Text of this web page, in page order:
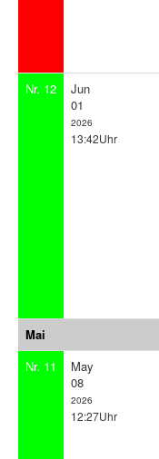
Nr. 12
Jun
01
2026
13:42Uhr
Mai
Nr. 11
May
08
2026
12:27Uhr